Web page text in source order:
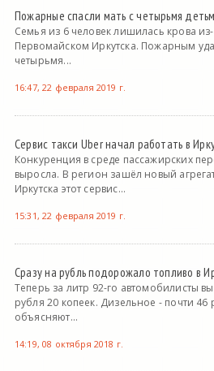
Пожарные спасли мать с четырьмя
Семья из 6 человек лишилась крова
Первомайском Иркутска. Пожарным
четырьмя...
16:47, 22 февраля 2019 г.
Сервис такси Uber начал работать в
Конкуренция в среде пассажирских
выросла. В регион зашёл новый
Иркутска этот сервис...
15:31, 22 февраля 2019 г.
Сразу на рубль подорожало топливо в
Теперь за литр 92-го автомобилисты
рубля 20 копеек. Дизельное - почти
объясняют...
14:19, 08 октября 2018 г.